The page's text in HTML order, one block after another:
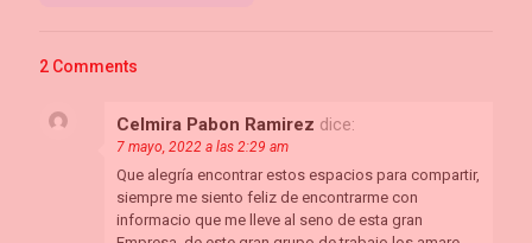
2 Comments
Celmira Pabon Ramirez dice:
7 mayo, 2022 a las 2:29 am
Que alegría encontrar estos espacios para compartir,
siempre me siento feliz de encontrarme con
informacio que me lleve al seno de esta gran